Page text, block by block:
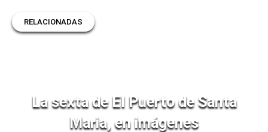
RELACIONADAS
La sexta de El Puerto de Santa
Maria, en imágenes